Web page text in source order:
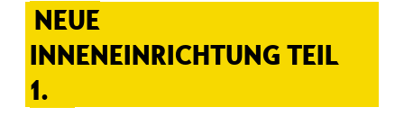
NEUE
INNENEINRICHTUNG TEIL
1.